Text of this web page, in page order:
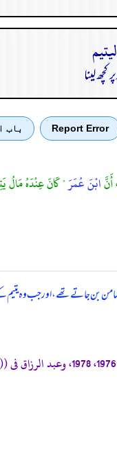
لینا
Report Error باب
أَنَّابْنَ عُمَرَ" كَانَ عِنْدَهُ مَالُ
بن جاتے تھے، اور جب وہ